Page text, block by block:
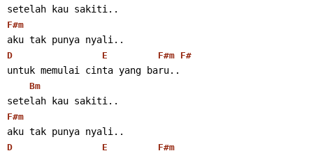
setelah kau sakiti..
F#m
aku tak punya nyali..
D E F#m F#
untuk memulai cinta yang baru..
Bm
setelah kau sakiti..
F#m
aku tak punya nyali..
D E F#m